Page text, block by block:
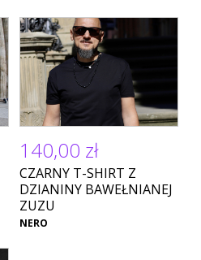
140,00 zł
CZARNY T-SHIRT Z
DZIANINY BAWEŁNIANEJ
ZUZU
NERO